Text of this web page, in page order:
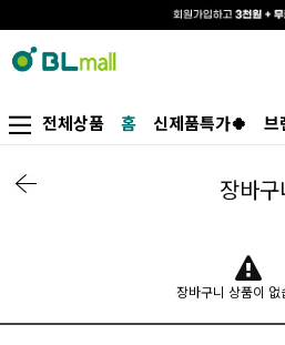
전체상품 홈 신제품특가🍀 브
장바구
장바구니 상품이 없